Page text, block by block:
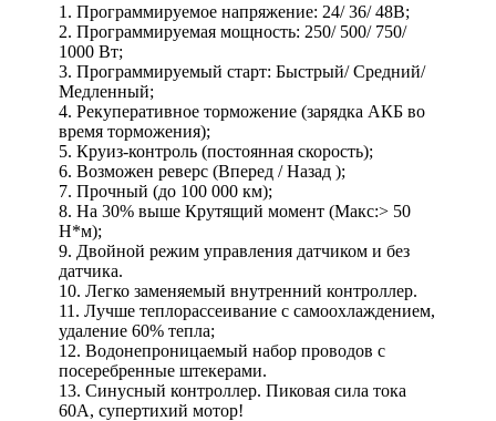
1. Программируемое напряжение: 24/ 36/ 48В;
2. Программируемая мощность: 250/ 500/ 750/
1000 Вт;
3. Программируемый старт: Быстрый/ Средний/
Медленный;
4. Рекуперативное торможение (зарядка АКБ во
время торможения);
5. Круиз-контроль (постоянная скорость);
6. Возможен реверс (Вперед / Назад );
7. Прочный (до 100 000 км);
8. На 30% выше Крутящий момент (Макс:> 50
Н*м);
9. Двойной режим управления датчиком и без
датчика.
10. Легко заменяемый внутренний контроллер.
11. Лучше теплорассеивание с самоохлаждением,
удаление 60% тепла;
12. Водонепроницаемый набор проводов с
посеребренные штекерами.
13. Синусный контроллер. Пиковая сила тока
60А, супертихий мотор!